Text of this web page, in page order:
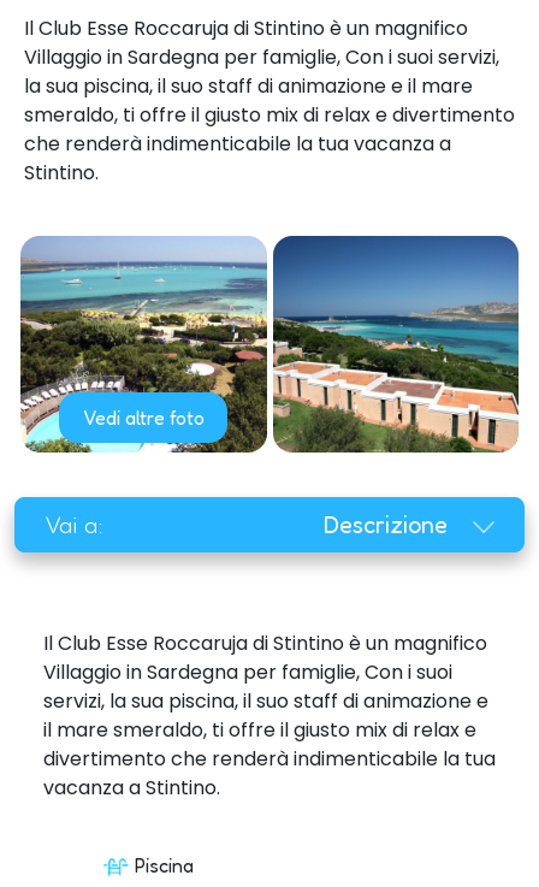
Il Club Esse Roccaruja di Stintino è un magnifico
Villaggio in Sardegna per famiglie, Con i suoi servizi,
la sua piscina, il suo staff di animazione e il mare
smeraldo, ti offre il giusto mix di relax e divertimento
che renderà indimenticabile la tua vacanza a
Stintino.
Vedi altre foto
Vai a: Descrizione
Il Club Esse Roccaruja di Stintino è un magnifico
Villaggio in Sardegna per famiglie, Con i suoi
servizi, la sua piscina, il suo staff di animazione e
il mare smeraldo, ti offre il giusto mix di relax e
divertimento che renderà indimenticabile la tua
vacanza a Stintino.
Piscina